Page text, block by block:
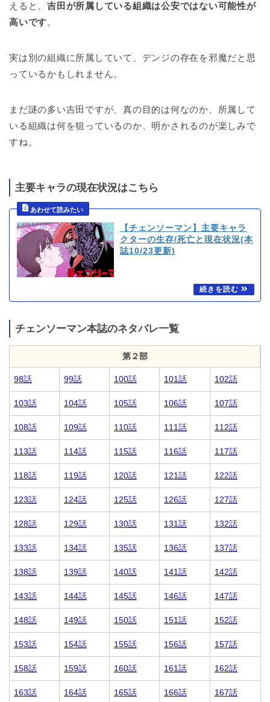
えると、吉田が所属している組織は公安ではない可能性が
高いです。
実は別の組織に所属していて、デンジの存在を邪魔だと思
っているかもしれません。
まだ謎の多い吉田ですが、真の目的は何なのか、所属して
いる組織は何を狙っているのか、明かされるのが楽しみで
すね。
主要キャラの現在状況はこちら
【チェンソーマン】主要キャラ
クターの生存/死亡と現在状況(本
誌10/23更新)
チェンソーマン本誌のネタバレ一覧
第２部
98話 99話 100話 101話 102話
103話 104話 105話 106話 107話
108話 109話 110話 111話 112話
113話 114話 115話 116話 117話
118話 119話 120話 121話 122話
123話 124話 125話 126話 127話
128話 129話 130話 131話 132話
133話 134話 135話 136話 137話
138話 139話 140話 141話 142話
143話 144話 145話 146話 147話
148話 149話 150話 151話 152話
153話 154話 155話 156話 157話
158話 159話 160話 161話 162話
163話 164話 165話 166話 167話